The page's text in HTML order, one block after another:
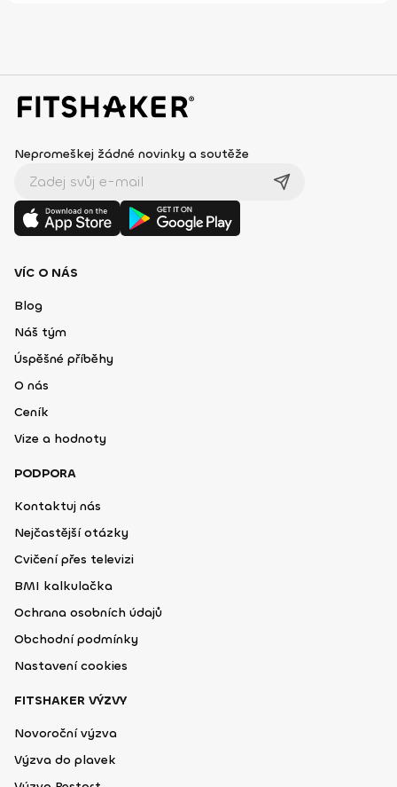
Nepromeškej žádné novinky a soutěže
VÍC O NÁS
Blog
Náš tým
Úspěšné příběhy
O nás
Ceník
Vize a hodnoty
PODPORA
Kontaktuj nás
Nejčastější otázky
Cvičení přes televizi
BMI kalkulačka
Ochrana osobních údajů
Obchodní podmínky
Nastavení cookies
FITSHAKER VÝZVY
Novoroční výzva
Výzva do plavek